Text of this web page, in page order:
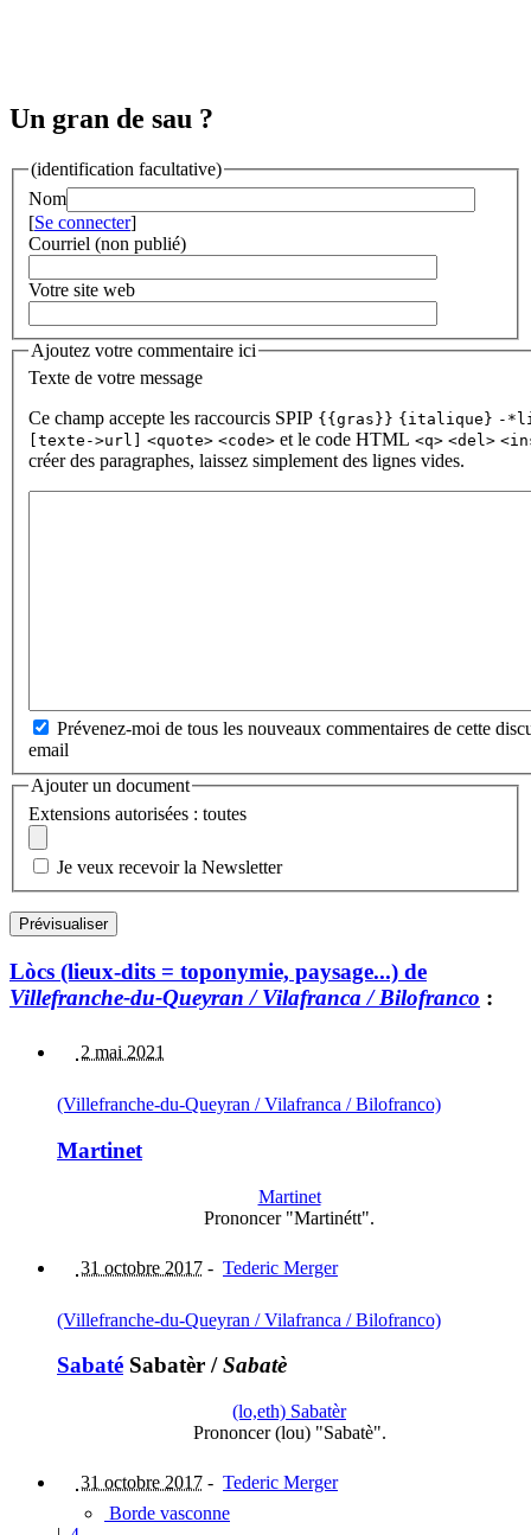
Un gran de sau ?
(identification facultative)
Nom
[Se connecter]
Courriel (non publié)
Votre site web
Ajoutez votre commentaire ici
Texte de votre message
Ce champ accepte les raccourcis SPIP {{gras}} {italique} -
[texte->url]
<quote> <code> et le code HTML <q> <del>
créer des paragraphes, laissez simplement des lignes vides.
Prévenez-moi de tous les nouveaux commentaires de cette
email
Ajouter un document
Extensions autorisées : toutes
Je veux recevoir la Newsletter
Lòcs (lieux-dits = toponymie, paysage...) de
Villefranche-du-Queyran / Vilafranca / Bilofranco :
2 mai 2021
(Villefranche-du-Queyran / Vilafranca / Bilofranco)
Martinet
Martinet
Prononcer "Martinétt".
31 octobre 2017 - Tederic Merger
(Villefranche-du-Queyran / Vilafranca / Bilofranco)
Sabaté Sabatèr /Sabatè
(lo,eth) Sabatèr
Prononcer (lou) "Sabatè".
31 octobre 2017 - Tederic Merger
Borde vasconne